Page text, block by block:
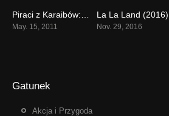
0
May. 15, 2011
0
La La Land (2016)
Nov. 29, 2016
Gatunek
Akcja i Przygoda